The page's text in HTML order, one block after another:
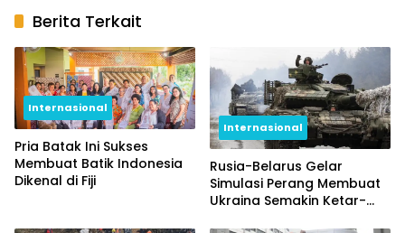
Berita Terkait
Internasional
Pria Batak Ini Sukses
Membuat Batik Indonesia
Dikenal di Fiji
Internasional
Rusia-Belarus Gelar
Simulasi Perang Membuat
Ukraina Semakin Ketar-